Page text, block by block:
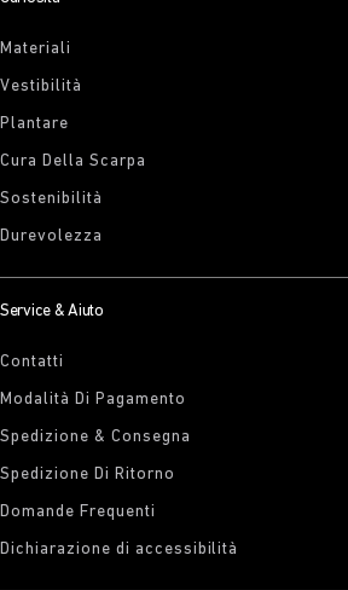
Materiali
Vestibilità
Plantare
Cura Della Scarpa
Sostenibilità
Durevolezza
Service & Aiuto
Contatti
Modalità Di Pagamento
Spedizione & Consegna
Spedizione Di Ritorno
Domande Frequenti
Dichiarazione di accessibilità